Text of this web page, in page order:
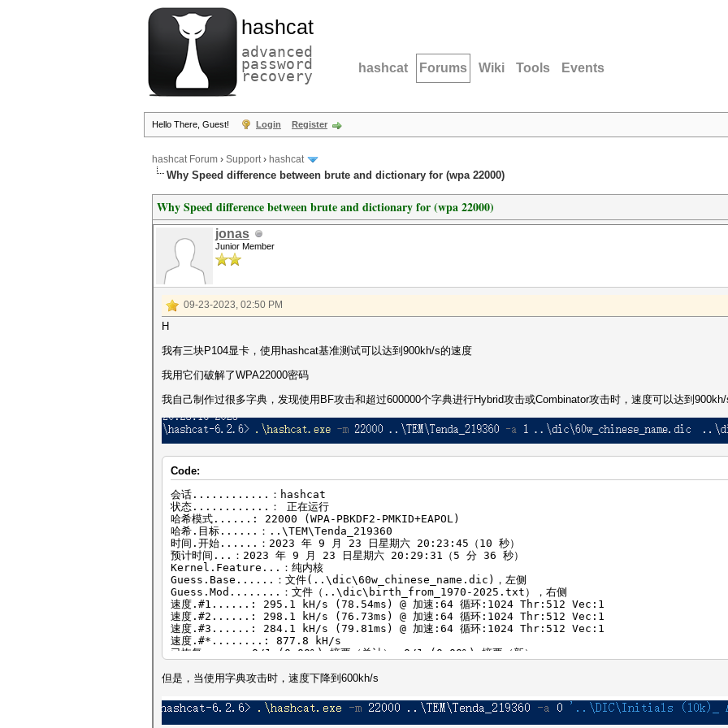
hashcat
advanced
password
recovery hashcat Forums Wiki Tools Events
Hello There, Guest! Login Register
hashcat Forum › Support› hashcat
Why Speed difference between brute and dictionary for (wpa 22000)
Why Speed difference between brute and dictionary for (wpa 22000)
jonas
Junior Member
09-23-2023, 02:50 PM
H
我有三块P104显卡，使用hashcat基准测试可以达到900kh/s的速度
我用它们破解了WPA22000密码
我自己制作过很多字典，发现使用BF攻击和超过600000个字典进行Hybrid攻击或Combinator攻击时，速度可以达到
Code:
会话............：hashcat
状态............： 正在运行
哈希模式......: 22000 (WPA-PBKDF2-PMKID+EAPOL)
哈希.目标......：..\TEM\Tenda_219360
时间.开始......：2023 年 9 月 23 日星期六 20:23:45（10 秒）
预计时间...：2023 年 9 月 23 日星期六 20:29:31（5 分 36 秒）
Kernel.Feature...：纯内核
Guess.Base......：文件(..\dic\60w_chinese_name.dic)，左侧
Guess.Mod........：文件（..\dic\birth_from_1970-2025.txt），右侧
速度.#1......: 295.1 kH/s (78.54ms) @ 加速:64 循环:1024 Thr:512 Vec:1
速度.#2......: 298.1 kH/s (76.73ms) @ 加速:64 循环:1024 Thr:512 Vec:1
速度.#3......: 284.1 kH/s (79.81ms) @ 加速:64 循环:1024 Thr:512 Vec:1
速度.#*........: 877.8 kH/s
已恢复......：0/1 (0.00%) 摘要（总计）、0/1 (0.00%) 摘要（新）
已拒绝......: 0/7569870 (0.00%)
Restore.Sub.#1...：盐：0 放大器：26-27 迭代：2048-3072
Restore.Sub.#2...：盐：0 放大器：26-27 迭代：0-1
但是，当使用字典攻击时，速度下降到600kh/s